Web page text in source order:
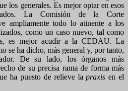
los generales. Es mejor optar en esos
La Comisión de la Corte
ampliamente todo lo atinente a los
como un caso nuevo, tal como
es mejor acudir a la CEDAU. La
se ha dicho, más general y, por tanto,
De su lado, los órganos más
de su precisa rama de forma más
ha puesto de relieve lapraxis en el